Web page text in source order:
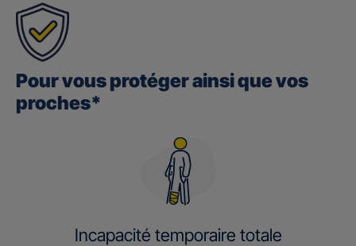
Pour vous protéger ainsi que vos
proches*
Incapacité temporaire totale